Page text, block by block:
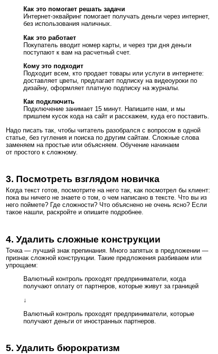
Как это помогает решать задачи
Интернет-эквайринг помогает получать деньги через интернет,
без использования наличных.
Как это работает
Покупатель вводит номер карты, и через три дня деньги
поступают к вам на расчетный счет.
Кому это подходит
Подходит всем, кто продает товары или услуги в интернете:
доставляет цветы, предлагает подписку на видеоуроки по
дизайну, оформляет платную подписку на журналы.
Как подключить
Подключение занимает 15 минут. Напишите нам, и мы
пришлем кусок кода на сайт и расскажем, куда его поставить.
Надо писать так, чтобы читатель разобрался с вопросом в одной
статье, без гугления и поиска по другим сайтам. Сложные слова
заменяем на простые или объясняем. Обучение начинаем
от простого к сложному.
3. Посмотреть взглядом новичка
Когда текст готов, посмотрите на него так, как посмотрел бы клиент:
пока вы ничего не знаете о том, о чем написано в тексте. Что вы из
него поймете? Где сложности? Что объяснено не очень ясно? Если
такое нашли, раскройте и опишите подробнее.
4. Удалить сложные конструкции
Точка — лучший знак препинания. Много запятых в предложении —
признак сложной конструкции. Такие предложения разбиваем или
упрощаем:
Валютный контроль проходят предприниматели, когда
получают оплату от партнеров, которые живут за границей
↓
Валютный контроль проходят предприниматели, которые
получают деньги от иностранных партнеров.
5. Удалить бюрократизм